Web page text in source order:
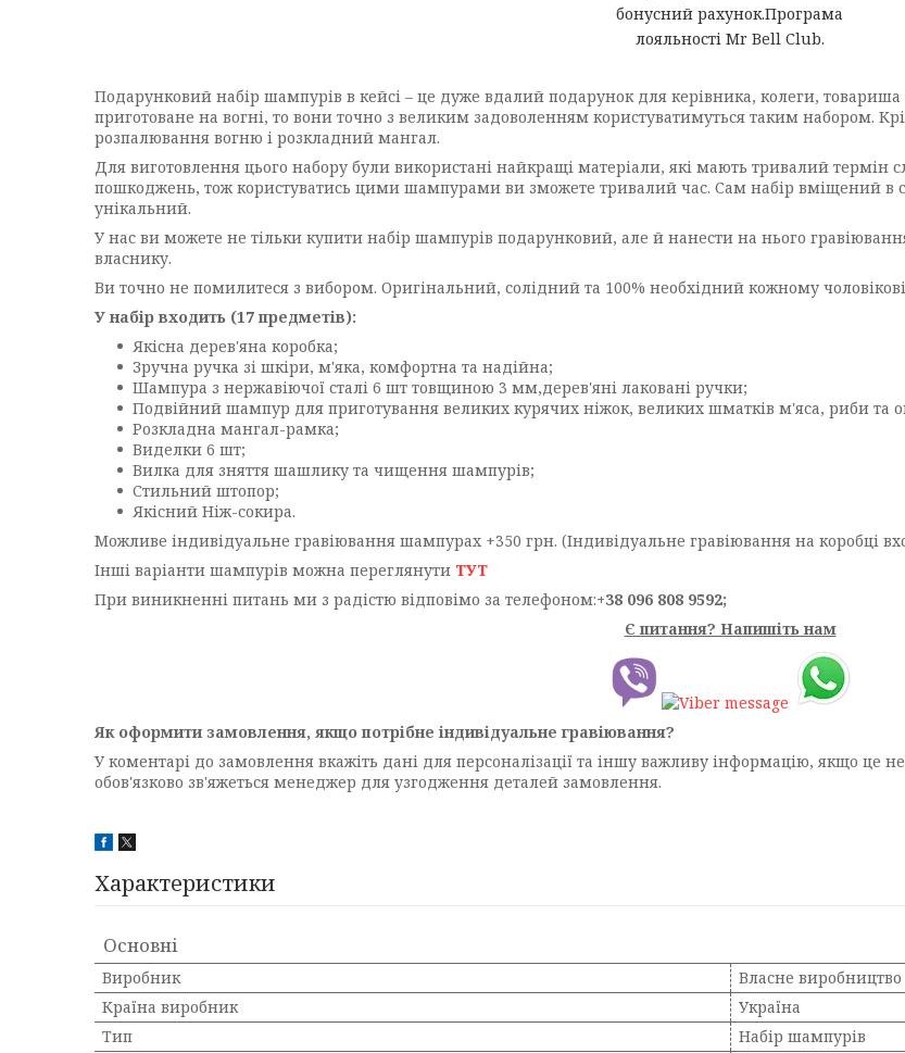
бонусний рахунок.Програма
лояльності Mr Bell Club.
Подарунковий набір шампурів в кейсі – це дуже вдалий подарунок для керівника, колеги, товариша
приготоване на вогні, то вони точно з великим задоволенням користуватимуться таким набором.
розпалювання вогню і розкладний мангал.
Для виготовлення цього набору були використані найкращі матеріали, які мають тривалий термін
пошкоджень, тож користуватись цими шампурами ви зможете тривалий час. Сам набір вміщений в
унікальний.
У нас ви можете не тільки купити набір шампурів подарунковий, але й нанести на нього
власнику.
Ви точно не помилитеся з вибором. Оригінальний, солідний та 100% необхідний кожному
У набір входить (17 предметів):
Якісна дерев'яна коробка;
Зручна ручка зі шкіри, м'яка, комфортна та надійна;
Шампура з нержавіючої сталі 6 шт товщиною 3 мм,дерев'яні лаковані ручки;
Подвійний шампур для приготування великих курячих ніжок, великих шматків м'яса, риби та
Розкладна мангал-рамка;
Виделки 6 шт;
Вилка для зняття шашлику та чищення шампурів;
Стильний штопор;
Якісний Ніж-сокира.
Можливе індивідуальне гравіювання шампурах +350 грн. (Індивідуальне гравіювання на коробці
Інші варіанти шампурів можна переглянути ТУТ
При виникненні питань ми з радістю відповімо за телефоном:+38 096 808 9592;
Є питання? Напишіть нам
Як оформити замовлення, якщо потрібне індивідуальне гравіювання?
У коментарі до замовлення вкажіть дані для персоналізації та іншу важливу інформацію, якщо це
обов'язково зв'яжеться менеджер для узгодження деталей замовлення.
Характеристики
Основні
Виробник
Власне виробництво
Країна виробник
Україна
Тип
Набір шампурів